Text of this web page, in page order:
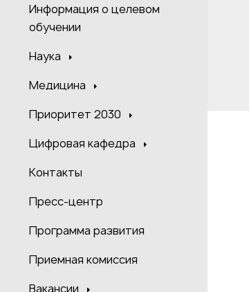
Информация о целевом
обучении
Наука
Медицина
Приоритет 2030
Цифровая кафедра
Контакты
Пресс-центр
Программа развития
Приемная комиссия
Вакансии